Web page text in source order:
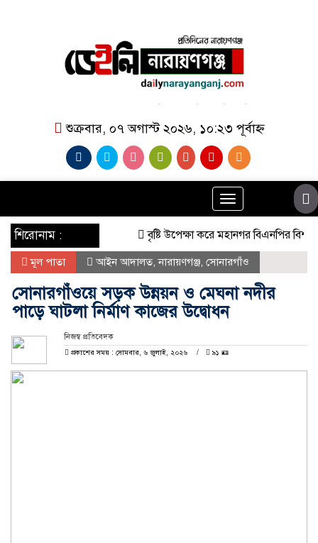
শুক্রবার, ০৭ অগাস্ট ২০২৬, ১০:২৩ পূর্বাহ্ন
Toggle
navigation
শিরোনাম : বৃষ্টি উপেক্ষা করে মহানগর বিএনপির বিশাল
মূল পাতা আইন আদালত,নারায়ণগঞ্জ, সোনারগাঁও
সোনারগাঁওয়ে সড়ক উন্নয়ন ও মেঘনা নদীর
পাড়ে ঘাটলা নির্মাণ কাজের উদ্বোধন
নিজস্ব প্রতিবেদক
প্রকাশের সময় : সোমবার, ৬ জুলাই, ২০২৬
৯১ 🪪